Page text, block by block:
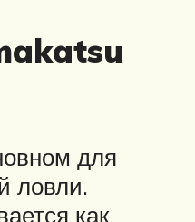
для
ловли.
как